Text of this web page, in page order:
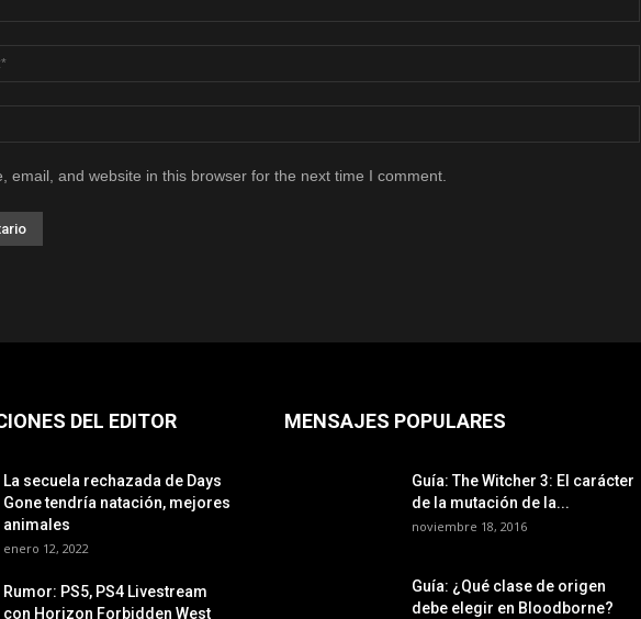
email, and website in this browser for the next time I comment.
DEL EDITOR
La secuela rechazada de Days
Gone tendría natación, mejores
animales
enero 12, 2022
Rumor: PS5, PS4 Livestream
con Horizon Forbidden West
MENSAJES POPULARES
Guía: The Witcher 3: El carácter
de la mutación de la...
noviembre 18, 2016
Guía: ¿Qué clase de origen
debe elegir en Bloodborne?